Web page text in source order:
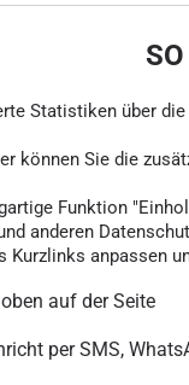
Statistiken über
können Sie die
Funktion
anderen
Kurzlinks anpassen
auf der Seite
per SMS,